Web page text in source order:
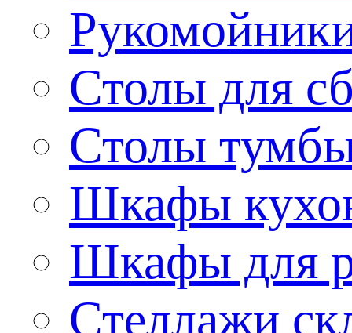
Столы для
Столы
Шкафы
Шкафы для
Стеллажи